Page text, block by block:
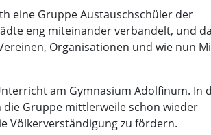
eine Gruppe Austauschschüler der
eng miteinander verbandelt, und
Organisationen und wie nun
am Gymnasium Adolfinum. In
die Gruppe mittlerweile schon wieder
Völkerverständigung zu fördern.